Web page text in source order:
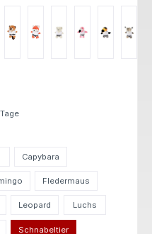
Capybara
Fledermaus
Leopard Luchs
Schnabeltier